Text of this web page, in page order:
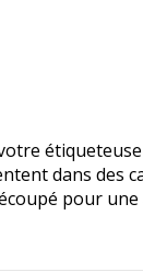
dans des
pour